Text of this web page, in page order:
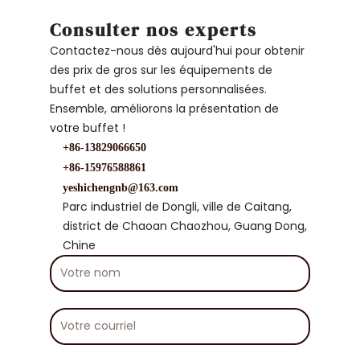
Consulter nos experts
Contactez-nous dès aujourd'hui pour obtenir
des prix de gros sur les équipements de
buffet et des solutions personnalisées.
Ensemble, améliorons la présentation de
votre buffet !
+86-13829066650
+86-15976588861
yeshichengnb@163.com
Parc industriel de Dongli, ville de Caitang,
district de Chaoan Chaozhou, Guang Dong,
Chine
Votre
nom
Votre
courriel